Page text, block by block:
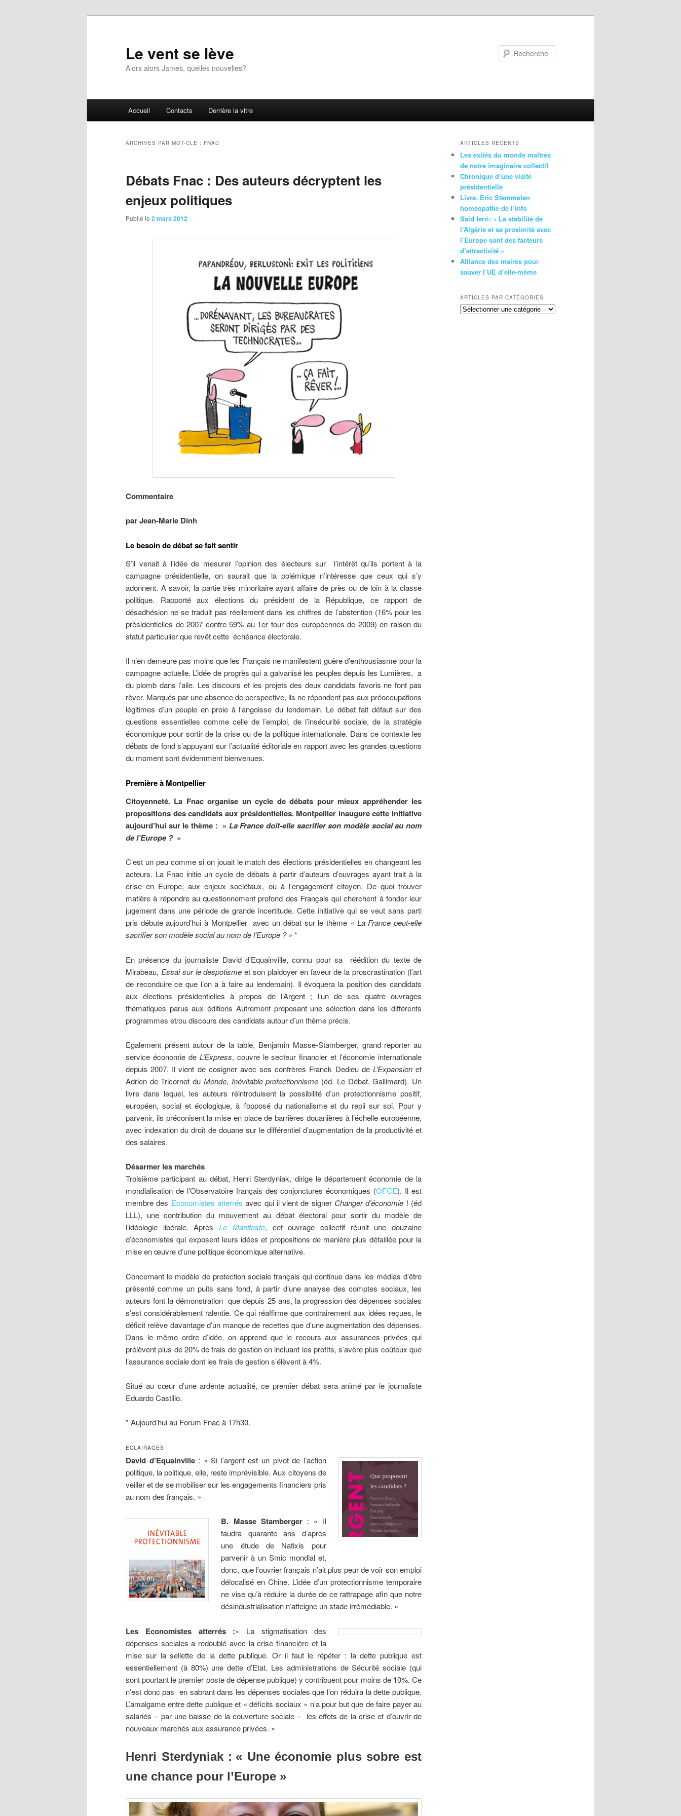
Le vent se lève
Alors alors James, quelles nouvelles?
Accueil Contacts Derrière la vitre
ARCHIVES PAR MOT-CLÉ : FNAC
Débats Fnac : Des auteurs décryptent les
enjeux politiques
Publié le 2 mars 2012
Commentaire
par Jean-Marie Dinh
Le besoin de débat se fait sentir
S’il venait à l’idée de mesurer l’opinion des électeurs sur l’intérêt qu’ils portent à la
campagne présidentielle, on saurait que la polémique n’intéresse que ceux qui s’y
adonnent. A savoir, la partie très minoritaire ayant affaire de près ou de loin à la classe
politique. Rapporté aux élections du président de la République, ce rapport de
désadhésion ne se traduit pas réellement dans les chiffres de l’abstention (16% pour les
présidentielles de 2007 contre 59% au 1er tour des européennes de 2009) en raison du
statut particulier que revêt cette échéance électorale.
Il n’en demeure pas moins que les Français ne manifestent guère d’enthousiasme pour la
campagne actuelle. L’idée de progrès qui a galvanisé les peuples depuis les Lumières, a
du plomb dans l’aile. Les discours et les projets des deux candidats favoris ne font pas
rêver. Marqués par une absence de perspective, ils ne répondent pas aux préoccupations
légitimes d’un peuple en proie à l’angoisse du lendemain. Le débat fait défaut sur des
questions essentielles comme celle de l’emploi, de l’insécurité sociale, de la stratégie
économique pour sortir de la crise ou de la politique internationale. Dans ce contexte les
débats de fond s’appuyant sur l’actualité éditoriale en rapport avec les grandes questions
du moment sont évidemment bienvenues.
Première à Montpellier
Citoyenneté. La Fnac organise un cycle de débats pour mieux appréhender les
propositions des candidats aux présidentielles. Montpellier inaugure cette initiative
aujourd’hui sur le thème : » La France doit-elle sacrifier son modèle social au nom
de l’Europe ?»
C’est un peu comme si on jouait le match des élections présidentielles en changeant les
acteurs. La Fnac initie un cycle de débats à partir d’auteurs d’ouvrages ayant trait à la
crise en Europe, aux enjeux sociétaux, ou à l’engagement citoyen. De quoi trouver
matière à répondre au questionnement profond des Français qui cherchent à fonder leur
jugement dans une période de grande incertitude. Cette initiative qui se veut sans parti
pris débute aujourd’hui à Montpellier avec un débat sur le thème « La France peut-elle
sacrifier son modèle social au nom de l’Europe ?» *
En présence du journaliste David d’Equainville, connu pour sa réédition du texte de
Mirabeau, Essai sur le despotisme et son plaidoyer en faveur de la proscrastination (l’art
de reconduire ce que l’on a à faire au lendemain). Il évoquera la position des candidats
aux élections présidentielles à propos de l’Argent ; l’un de ses quatre ouvrages
thématiques parus aux éditions Autrement proposant une sélection dans les différents
programmes et/ou discours des candidats autour d’un thème précis.
Egalement présent autour de la table, Benjamin Masse-Stamberger, grand reporter au
service économie de L’Express, couvre le secteur financier et l’économie internationale
depuis 2007. Il vient de cosigner avec ses confrères Franck Dedieu deL’Expansionet
Adrien de Tricornot du Monde, Inévitable protectionnisme (éd. Le Débat, Gallimard). Un
livre dans lequel, les auteurs réintroduisent la possibilité d’un protectionnisme positif,
européen, social et écologique, à l’opposé du nationalisme et du repli sur soi. Pour y
parvenir, ils préconisent la mise en place de barrières douanières à l’échelle européenne,
avec indexation du droit de douane sur le différentiel d’augmentation de la productivité et
des salaires.
Désarmer les marchés
Troisième participant au débat, Henri Sterdyniak, dirige le département économie de la
mondialisation de l’Observatoire français des conjonctures économiques (OFCE). Il est
membre des Economistes atterrés avec qui il vient de signer Changer d’économie ! (éd
LLL), une contribution du mouvement au débat électoral pour sortir du modèle de
l’idéologie libérale. AprèsLe Manifeste, cet ouvrage collectif réunit une douzaine
d’économistes qui exposent leurs idées et propositions de manière plus détaillée pour la
mise en œuvre d’une politique économique alternative.
Concernant le modèle de protection sociale français qui continue dans les médias d’être
présenté comme un puits sans fond, à partir d’une analyse des comptes sociaux, les
auteurs font la démonstration que depuis 25 ans, la progression des dépenses sociales
s’est considérablement ralentie. Ce qui réaffirme que contrairement aux idées reçues, le
déficit relève davantage d’un manque de recettes que d’une augmentation des dépenses.
Dans le même ordre d’idée, on apprend que le recours aux assurances privées qui
prélèvent plus de 20% de frais de gestion en incluant les profits, s’avère plus coûteux que
l’assurance sociale dont les frais de gestion s’élèvent à 4%.
Situé au cœur d’une ardente actualité, ce premier débat sera animé par le journaliste
Eduardo Castillo.
* Aujourd’hui au Forum Fnac à 17h30.
ECLAIRAGES
David d’Equainville: « Si l’argent est un pivot de l’action
politique, la politique, elle, reste imprévisible. Aux citoyens de
veiller et de se mobiliser sur les engagements financiers pris
au nom des français. »
B. Masse Stamberger : « Il
faudra quarante ans d’après
une étude de Natixis pour
parvenir à un Smic mondial et,
donc, que l’ouvrier français n’ait plus peur de voir son emploi
délocalisé en Chine. L’idée d’un protectionnisme temporaire
ne vise qu’à réduire la durée de ce rattrapage afin que notre
désindustrialisation n’atteigne un stade irrémédiable. »
Les Economistes atterrés :« La stigmatisation des
dépenses sociales a redoublé avec la crise financière et la
mise sur la sellette de la dette publique. Or il faut le répéter : la dette publique est
essentiellement (à 80%) une dette d’Etat. Les administrations de Sécurité sociale (qui
sont pourtant le premier poste de dépense publique) y contribuent pour moins de 10%. Ce
n’est donc pas en sabrant dans les dépenses sociales que l’on réduira la dette publique.
L’amalgame entre dette publique et « déficits sociaux » n’a pour but que de faire payer au
salariés – par une baisse de la couverture sociale – les effets de la crise et d’ouvrir de
nouveaux marchés aux assurance privées. »
Henri Sterdyniak : « Une économie plus sobre est
une chance pour l’Europe »
ARTICLES RÉCENTS
Les exilés du monde maîtres
de notre imaginaire collectif
Chronique d’une visite
présidentielle
Livre. Eric Stemmelen
homéopathe de l’info
Said ferri: « La stabilité de
l’Algérie et sa proximité avec
l’Europe sont des facteurs
d’attractivité »
Alliance des maires pour
sauver l’UE d’elle-même
ARTICLES PAR CATÉGORIES
Articles